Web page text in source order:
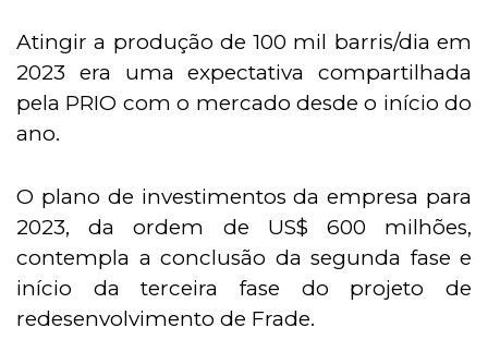
Atingir a produção de 100 mil barris/dia em
2023 era uma expectativa compartilhada
pela PRIO com o mercado desde o início do
ano.
O plano de investimentos da empresa para
2023, da ordem de US$ 600 milhões,
contempla a conclusão da segunda fase e
início da terceira fase do projeto de
redesenvolvimento de Frade.